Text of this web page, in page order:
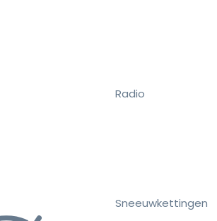
Radio
Sneeuwkettingen